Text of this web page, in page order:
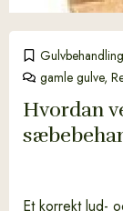
Gulvbehandling
gamle gulve,
Hvordan
Et korrekt lud-